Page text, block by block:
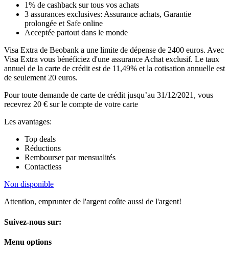
1% de cashback sur tous vos achats
3 assurances exclusives: Assurance achats, Garantie
prolongée et Safe online
Acceptée partout dans le monde
Visa Extra de Beobank a une limite de dépense de 2400 euros. Avec
Visa Extra vous bénéficiez d'une assurance Achat exclusif. Le taux
annuel de la carte de crédit est de 11,49% et la cotisation annuelle est
de seulement 20 euros.
Pour toute demande de carte de crédit jusqu’au 31/12/2021, vous
recevrez 20 € sur le compte de votre carte
Les avantages:
Top deals
Réductions
Rembourser par mensualités
Contactless
Non disponible
Attention, emprunter de l'argent coûte aussi de l'argent!
Suivez-nous sur:
Menu options